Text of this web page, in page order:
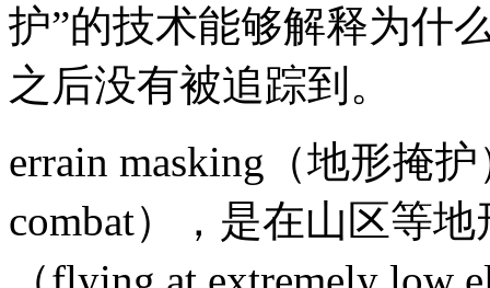
护”的技术能够解释为什
之后没有被追踪到。
errain masking（地形掩
combat），是在山区等